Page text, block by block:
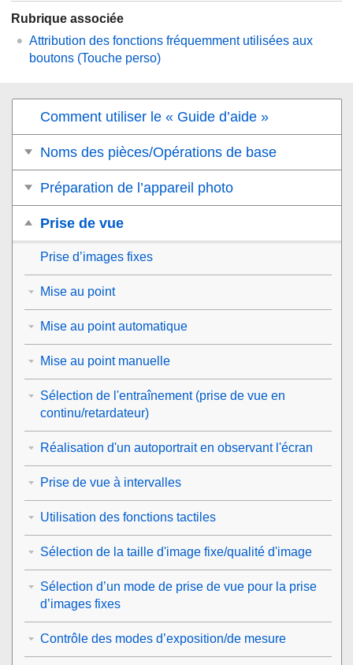
Rubrique associée
Attribution des fonctions fréquemment utilisées aux
boutons (Touche perso)
Comment utiliser le « Guide d’aide »
Noms des pièces/Opérations de base
Préparation de l’appareil photo
Prise de vue
Prise d’images fixes
Mise au point
Mise au point automatique
Mise au point manuelle
Sélection de l'entraînement (prise de vue en
continu/retardateur)
Réalisation d'un autoportrait en observant l'écran
Prise de vue à intervalles
Utilisation des fonctions tactiles
Sélection de la taille d'image fixe/qualité d'image
Sélection d’un mode de prise de vue pour la prise
d’images fixes
Contrôle des modes d’exposition/de mesure